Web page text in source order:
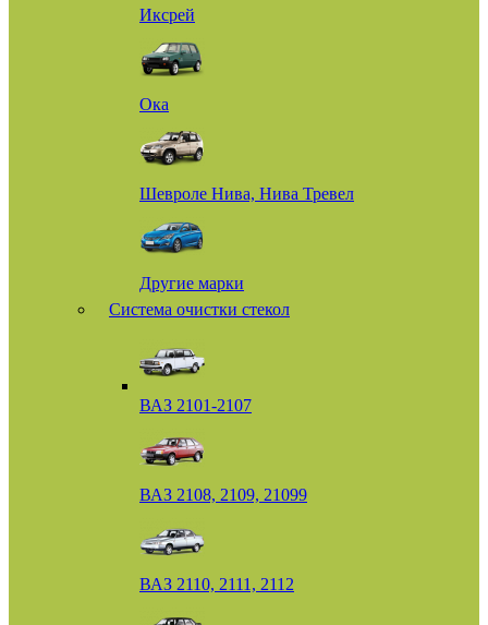
Иксрей
Ока
Шевроле Нива, Нива Тревел
Другие марки
Система очистки стекол
ВАЗ 2101-2107
ВАЗ 2108, 2109, 21099
ВАЗ 2110, 2111, 2112